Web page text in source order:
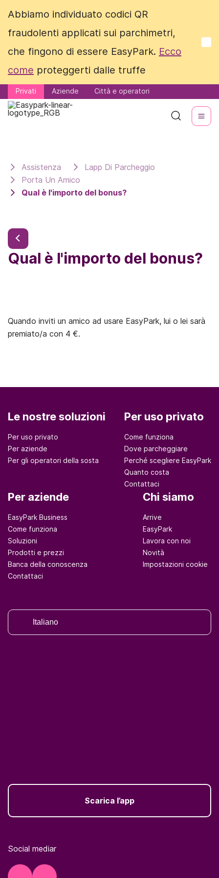
Abbiamo individuato codici QR
fraudolenti applicati sui parchimetri,
che fingono di essere EasyPark. Ecco
come proteggerti dalle truffe
Privati Aziende Città e operatori
Abbiamo individuato codici QR
fraudolenti applicati sui parchimetri,
che fingono di essere EasyPark. Ecco
come proteggerti dalle truffe
Privati Aziende Città e operatori
Assistenza
Lapp Di Parcheggio
Porta Un Amico
Qual è l'importo del bonus?
Qual è l'importo del bonus?
Quando inviti un amico ad usare EasyPark, lui o lei sarà
premiato/a con 4 €.
Le nostre soluzioni
Per uso privato
Per aziende
Per gli operatori della sosta
Per uso privato
Come funziona
Dove parcheggiare
Perché scegliere EasyPark
Quanto costa
Contattaci
Per aziende
EasyPark Business
Come funziona
Soluzioni
Prodotti e prezzi
Banca della conoscenza
Contattaci
Chi siamo
Arrive
EasyPark
Lavora con noi
Novità
Impostazioni cookie
Italiano
Scarica l’app
Social mediar